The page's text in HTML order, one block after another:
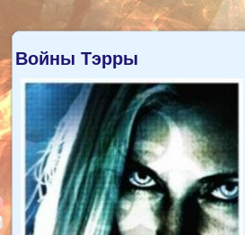
Войны Тэрры